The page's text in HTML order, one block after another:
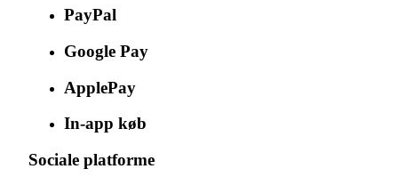
PayPal
Google Pay
ApplePay
In-app køb
Sociale platforme